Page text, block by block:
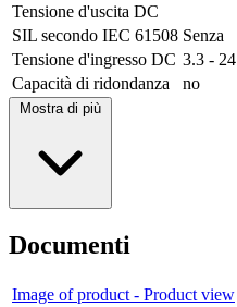
Tensione d'uscita DC
SIL secondo IEC 61508 Senza
Tensione d'ingresso DC 3.3 - 24
Capacità di ridondanza
no
Mostra di più
Documenti
Image of product - Product view